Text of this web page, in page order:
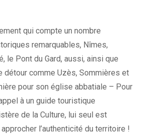
qui compte un nombre
remarquables, Nîmes,
le Pont du Gard, aussi, ainsi que
détour comme Uzès, Sommières et
pour son église abbatiale – Pour
à un guide touristique
de la Culture, lui seul est
l’authenticité du territoire !